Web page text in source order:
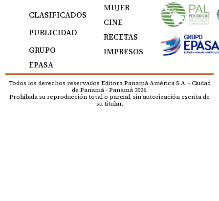
CLASIFICADOS
PUBLICIDAD
GRUPO
EPASA
MUJER
CINE
RECETAS
IMPRESOS
Todos los derechos reservados Editora Panamá América S.A. - Ciudad
de Panamá - Panamá 2026.
Prohibida su reproducción total o parcial, sin autorización escrita de
su titular.